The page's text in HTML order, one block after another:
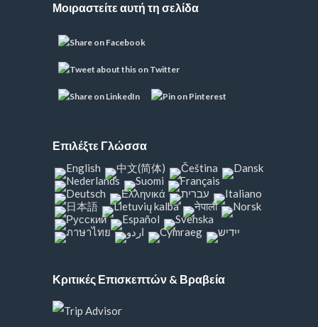
Μοιραστείτε αυτή τη σελίδα
Επιλέξτε Γλώσσα
Κριτικές Επισκεπτών & Βραβεία